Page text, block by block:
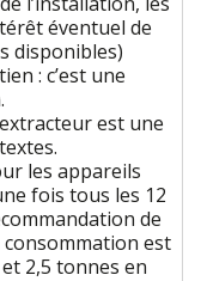
éventuel de
disponibles)
: c’est une
est une
les appareils
fois tous les 12
de
est
2,5 tonnes en